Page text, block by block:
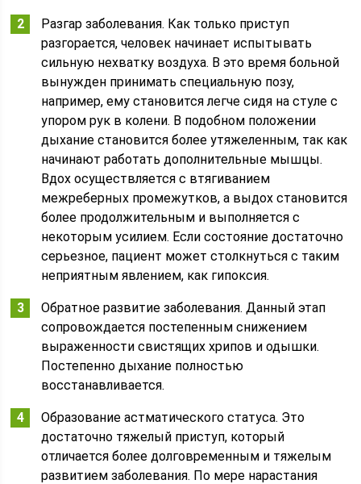
Разгар заболевания. Как только приступ
разгорается, человек начинает испытывать
сильную нехватку воздуха. В это время больной
вынужден принимать специальную позу,
например, ему становится легче сидя на стуле с
упором рук в колени. В подобном положении
дыхание становится более утяжеленным, так как
начинают работать дополнительные мышцы.
Вдох осуществляется с втягиванием
межреберных промежутков, а выдох становится
более продолжительным и выполняется с
некоторым усилием. Если состояние достаточно
серьезное, пациент может столкнуться с таким
неприятным явлением, как гипоксия.
Обратное развитие заболевания. Данный этап
сопровождается постепенным снижением
выраженности свистящих хрипов и одышки.
Постепенно дыхание полностью
восстанавливается.
Образование астматического статуса. Это
достаточно тяжелый приступ, который
отличается более долговременным и тяжелым
развитием заболевания. По мере нарастания